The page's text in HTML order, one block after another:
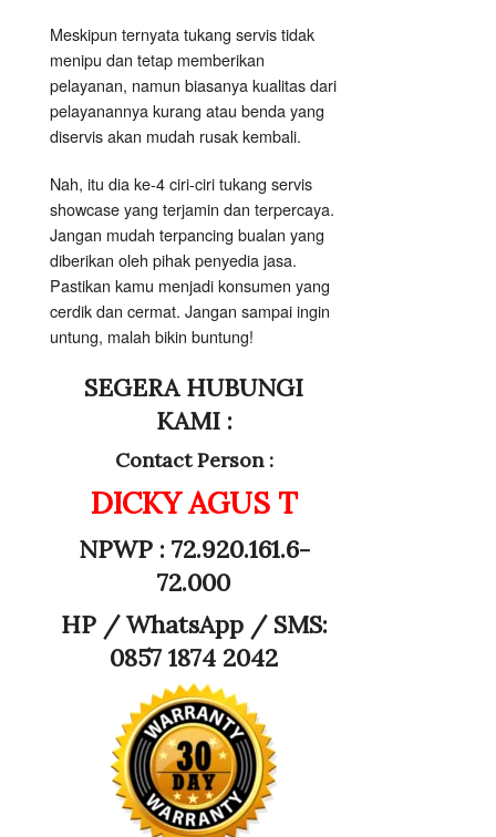
Meskipun ternyata tukang servis tidak
menipu dan tetap memberikan
pelayanan, namun biasanya kualitas dari
pelayanannya kurang atau benda yang
diservis akan mudah rusak kembali.
Nah, itu dia ke-4 ciri-ciri tukang servis
showcase yang terjamin dan terpercaya.
Jangan mudah terpancing bualan yang
diberikan oleh pihak penyedia jasa.
Pastikan kamu menjadi konsumen yang
cerdik dan cermat. Jangan sampai ingin
untung, malah bikin buntung!
SEGERA HUBUNGI
KAMI :
Contact Person :
DICKY AGUS T
NPWP : 72.920.161.6-
72.000
HP /WhatsApp / SMS:
0857 1874 2042